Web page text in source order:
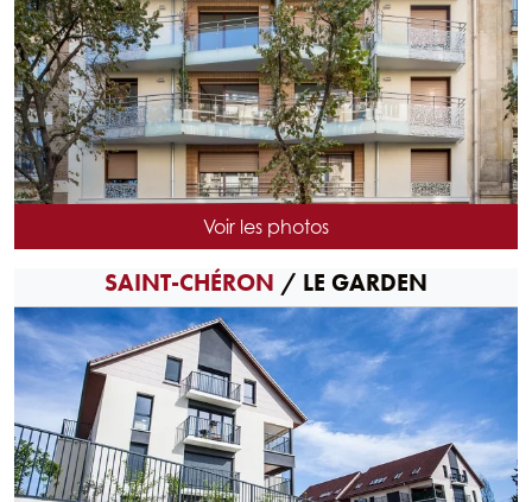
NB DE LOGEMENTS : 11
ARCHITECTE : ATELIER PLEIN CINTRE
LIVRAISON : 2020Voir les photos
SAINT-CHÉRON / LE GARDEN